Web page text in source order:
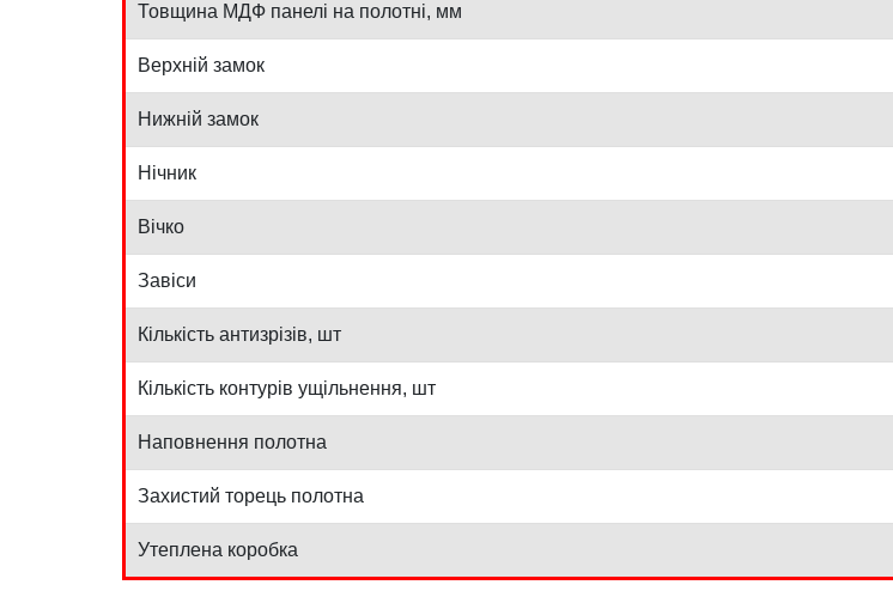
Товщина МДФ панелі на полотні, мм
Верхній замок
Нижній замок
Нічник
Вічко
Завіси
Кількість антизрізів, шт
Кількість контурів ущільнення, шт
Наповнення полотна
Захистий торець полотна
Утеплена коробка